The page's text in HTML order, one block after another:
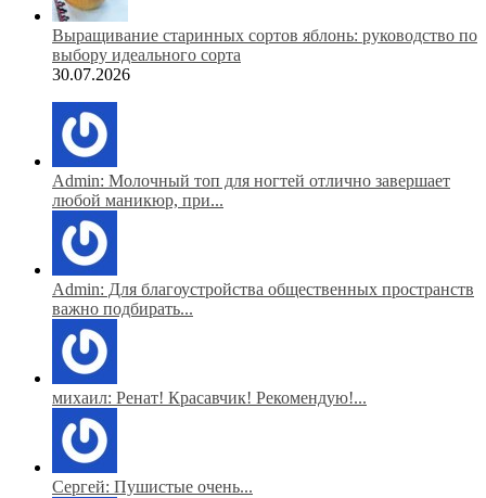
Выращивание старинных сортов яблонь: руководство по
выбору идеального сорта
30.07.2026
Admin: Молочный топ для ногтей отлично завершает
любой маникюр, при...
Admin: Для благоустройства общественных пространств
важно подбирать...
михаил: Ренат! Красавчик! Рекомендую!...
Сергей: Пушистые очень...